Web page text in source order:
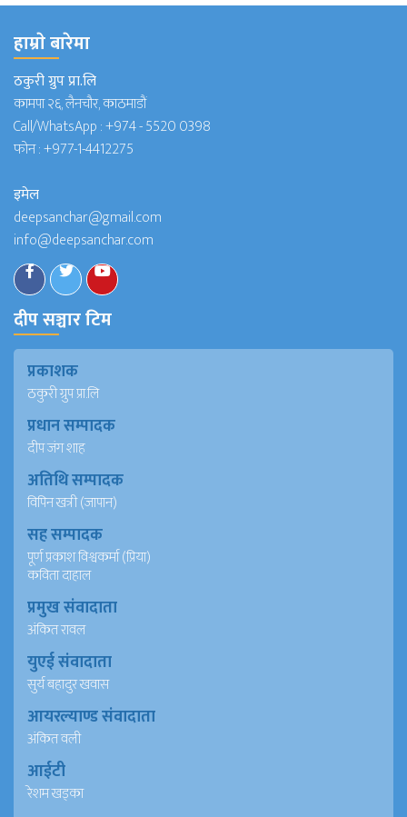
हाम्राे बारेमा
ठकुरी ग्रुप प्रा.लि
कामपा २६, लैनचौर, काठमाडौं
Call/WhatsApp :+974 - 5520 0398
फोन :+977-1-4412275
इमेल
deepsanchar@gmail.com
info@deepsanchar.com
दीप सञ्चार टिम
प्रकाशक
ठकुरी ग्रुप प्रा.लि
प्रधान सम्पादक
दीप जंग शाह
अतिथि सम्पादक
विपिन खत्री (जापान)
सह सम्पादक
पूर्ण प्रकाश विश्वकर्मा (प्रिया)
कविता दाहाल
प्रमुख संवादाता
अंकित रावल
युएई संवादाता
सुर्य बहादुर खवास
आयरल्याण्ड संवादाता
अंकित वली
आईटी
रेशम खड्का